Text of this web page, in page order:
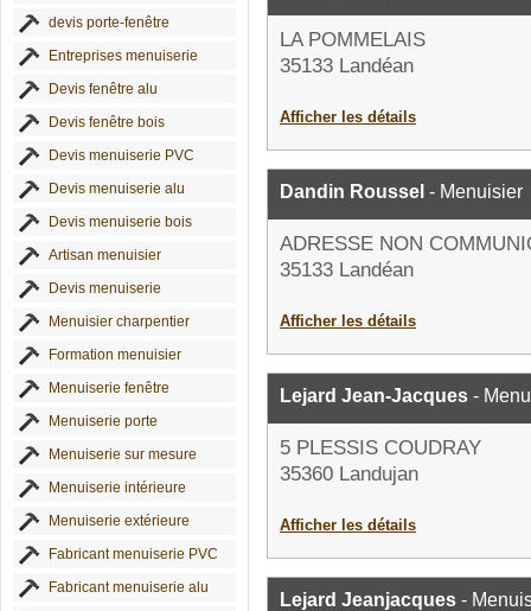
devis porte-fenêtre
Entreprises menuiserie
Devis fenêtre alu
Devis fenêtre bois
Devis menuiserie PVC
Devis menuiserie alu
Devis menuiserie bois
Artisan menuisier
Devis menuiserie
Menuisier charpentier
Formation menuisier
Menuiserie fenêtre
Menuiserie porte
Menuiserie sur mesure
Menuiserie intérieure
Menuiserie extérieure
Fabricant menuiserie PVC
Fabricant menuiserie alu
LA POMMELAIS
35133 Landéan
Afficher les détails
Dandin Roussel - Menuisier
ADRESSE NON
35133 Landéan
Afficher les détails
Lejard Jean-Jacques -
5 PLESSIS COUDRAY
35360 Landujan
Afficher les détails
Lejard Jeanjacques -